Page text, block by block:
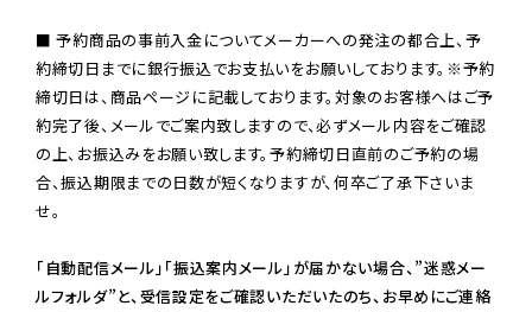
■ 予約商品の事前入金についてメーカーへの発注の都合上、予
約締切日までに銀行振込でお支払いをお願いしております。※予約
締切日は、商品ページに記載しております。対象のお客様へはご予
約完了後、メールでご案内致しますので、必ずメール内容をご確認
の上、お振込みをお願い致します。予約締切日直前のご予約の場
合、振込期限までの日数が短くなりますが、何卒ご了承下さいま
せ。
「自動配信メール」「振込案内メール」が届かない場合、”迷惑メー
ルフォルダ”と、受信設定をご確認いただいたのち、お早めにご連絡